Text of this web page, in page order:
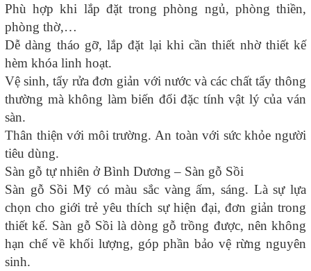
Phù hợp khi lắp đặt trong phòng ngủ, phòng thiền,
phòng thờ,…
Dễ dàng tháo gỡ, lắp đặt lại khi cần thiết nhờ thiết kế
hèm khóa linh hoạt.
Vệ sinh, tẩy rửa đơn giản với nước và các chất tẩy thông
thường mà không làm biến đổi đặc tính vật lý của ván
sàn.
Thân thiện với môi trường. An toàn với sức khỏe người
tiêu dùng.
Sàn gỗ tự nhiên ở Bình Dương – Sàn gỗ Sồi
Sàn gỗ Sồi Mỹ có màu sắc vàng ấm, sáng. Là sự lựa
chọn cho giới trẻ yêu thích sự hiện đại, đơn giản trong
thiết kế. Sàn gỗ Sồi là dòng gỗ trồng được, nên không
hạn chế về khối lượng, góp phần bảo vệ rừng nguyên
sinh.